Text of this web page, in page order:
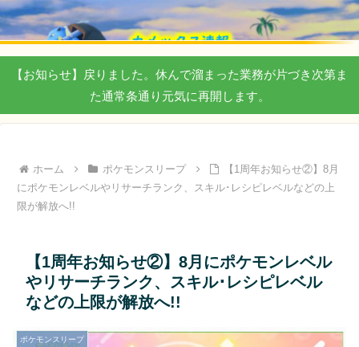
【お知らせ】戻りました。休んで溜まった業務が片づき次第ま
た通常条通り元気に再開します。
ホーム ポケモンスリープ
【1周年お知らせ②】8月
にポケモンレベルやリサーチランク、スキル･レシピレベルなどの上
限が解放へ!!
【1周年お知らせ②】8月にポケモンレベル
やリサーチランク、スキル･レシピレベル
などの上限が解放へ!!
ポケモンスリープ